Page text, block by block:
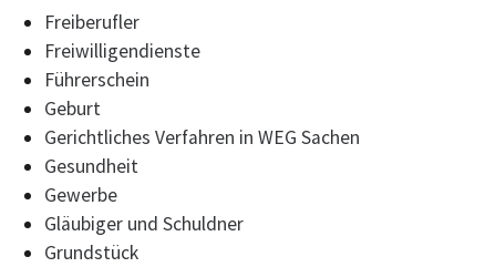
Freiberufler
Freiwilligendienste
Führerschein
Geburt
Gerichtliches Verfahren in WEG Sachen
Gesundheit
Gewerbe
Gläubiger und Schuldner
Grundstück